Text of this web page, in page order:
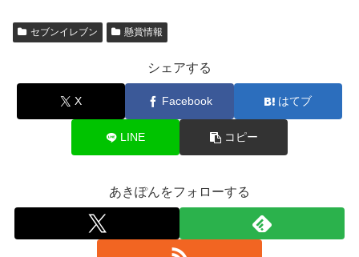
セブンイレブン 懸賞情報
シェアする
X Facebook はてブ
LINE コピー
あきぽんをフォローする